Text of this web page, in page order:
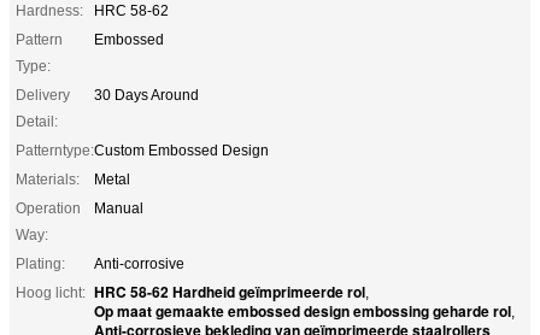
Hardness:
HRC 58-62
Pattern
Type:
Embossed
Delivery
Detail:
30 Days Around
Patterntype:Custom Embossed Design
Materials:
Metal
Operation
Way:
Manual
Plating:
Anti-corrosive
Hoog licht: HRC 58-62 Hardheid geïmprimeerde rol,
Op maat gemaakte embossed design embossing geharde rol,
Anti-corrosieve bekleding van geïmprimeerde staalrollers